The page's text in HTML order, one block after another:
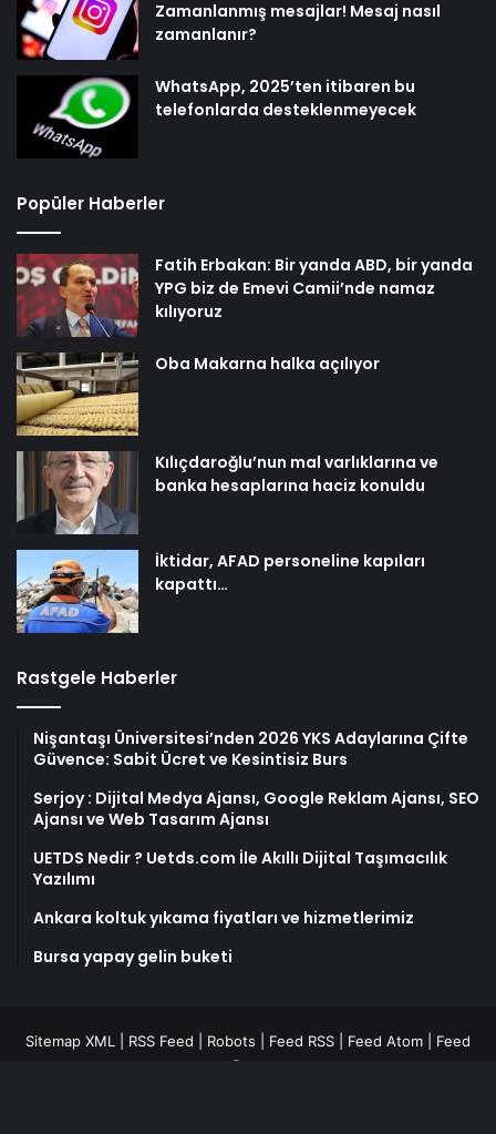
Zamanlanmış mesajlar! Mesaj nasıl
zamanlanır?
WhatsApp, 2025’ten itibaren bu
telefonlarda desteklenmeyecek
Popüler Haberler
Fatih Erbakan: Bir yanda ABD, bir yanda
YPG biz de Emevi Camii’nde namaz
kılıyoruz
Oba Makarna halka açılıyor
Kılıçdaroğlu’nun mal varlıklarına ve
banka hesaplarına haciz konuldu
İktidar, AFAD personeline kapıları
kapattı…
Rastgele Haberler
Nişantaşı Üniversitesi’nden 2026 YKS Adaylarına Çifte
Güvence: Sabit Ücret ve Kesintisiz Burs
Serjoy : Dijital Medya Ajansı, Google Reklam Ajansı, SEO
Ajansı ve Web Tasarım Ajansı
UETDS Nedir ? Uetds.com İle Akıllı Dijital Taşımacılık
Yazılımı
Ankara koltuk yıkama fiyatları ve hizmetlerimiz
Bursa yapay gelin buketi
Sitemap XML RSS Feed Robots Feed RSS Feed Atom
Feed
Post